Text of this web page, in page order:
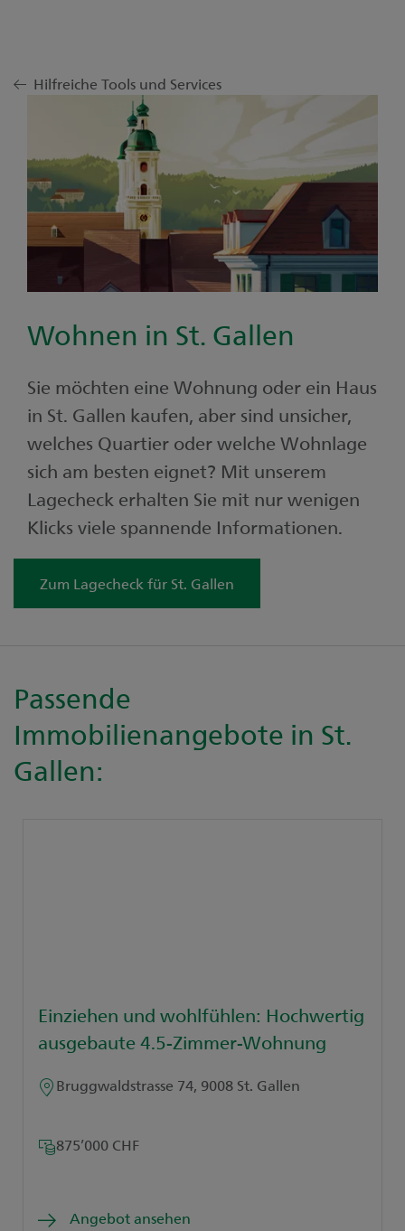
Hilfreiche Tools und Services
Wohnen in St. Gallen
Sie möchten eine Wohnung oder ein Haus
in St. Gallen kaufen, aber sind unsicher,
welches Quartier oder welche Wohnlage
sich am besten eignet? Mit unserem
Lagecheck erhalten Sie mit nur wenigen
Klicks viele spannende Informationen.
Zum Lagecheck für St. Gallen
Passende
Immobilienangebote in St.
Gallen:
Einziehen und wohlfühlen: Hochwertig
ausgebaute 4.5-Zimmer-Wohnung
Bruggwaldstrasse 74, 9008 St. Gallen
875’000 CHF
Angebot ansehen